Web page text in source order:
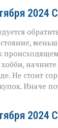
2024
начните
Не стоит
Иначе
2024